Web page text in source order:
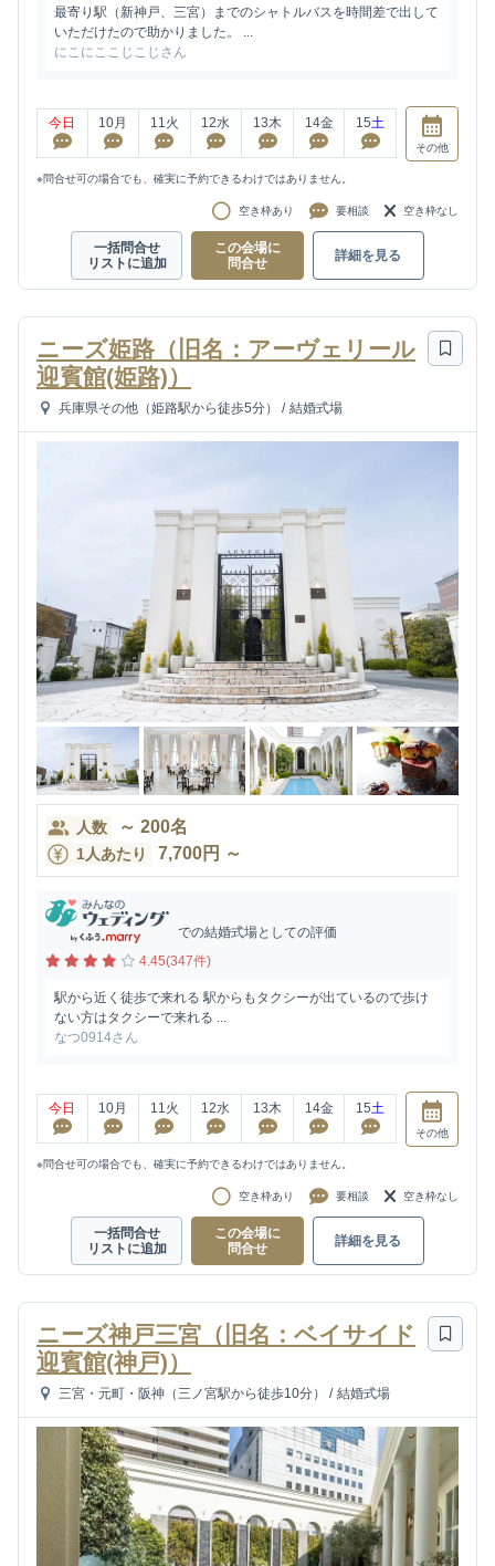
最寄り駅（新神戸、三宮）までのシャトルバスを時間差で出して
いただけたので助かりました。 ...
にこにここじこじさん
今日 10月 11火 12水 13木 14金 15土
その他
※問合せ可の場合でも、確実に予約できるわけではありません。
空き枠あり 要相談 空き枠なし
一括問合せ
リストに追加
この会場に
問合せ
詳細を見る
ニーズ姫路（旧名：アーヴェリール
迎賓館(姫路)）
兵庫県その他（姫路駅から徒歩5分） / 結婚式場
人数 ～ 200名
1人あたり 7,700円 ～
での結婚式場としての評価
4.45(347件)
駅から近く徒歩で来れる 駅からもタクシーが出ているので歩け
ない方はタクシーで来れる ...
なつ0914さん
今日 10月 11火 12水 13木 14金 15土
その他
※問合せ可の場合でも、確実に予約できるわけではありません。
空き枠あり 要相談 空き枠なし
一括問合せ
リストに追加
この会場に
問合せ
詳細を見る
ニーズ神戸三宮（旧名：ベイサイド
迎賓館(神戸)）
三宮・元町・阪神（三ノ宮駅から徒歩10分） / 結婚式場